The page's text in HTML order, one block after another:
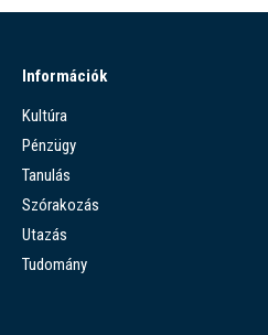
Információk
Kultúra
Pénzügy
Tanulás
Szórakozás
Utazás
Tudomány